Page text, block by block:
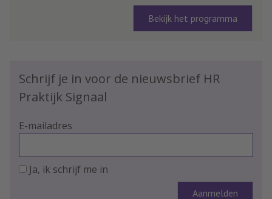
Bekijk het programma
Schrijf je in voor de nieuwsbrief HR
Praktijk Signaal
E-mailadres
Ja, ik schrijf me in